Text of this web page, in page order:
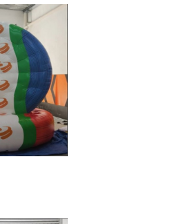
acessórios.O
DIVERSAS
se tornando um
para o
restaurantes,